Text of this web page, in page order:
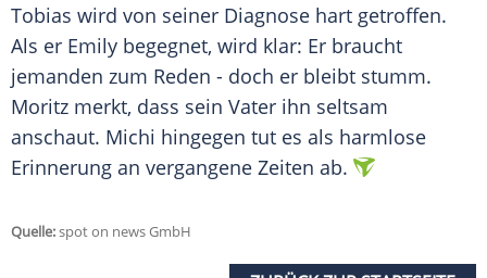
Tobias wird von seiner Diagnose hart getroffen.
Als er Emily begegnet, wird klar: Er braucht
jemanden zum Reden - doch er bleibt stumm.
Moritz merkt, dass sein Vater ihn seltsam
anschaut. Michi hingegen tut es als harmlose
Erinnerung an vergangene Zeiten ab.
Quelle:spot on news GmbH